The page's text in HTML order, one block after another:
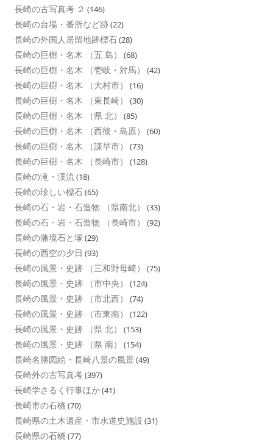
長崎の古写真考 ２ (146)
長崎の台場・番所など跡(22)
長崎の外国人居留地跡標石(28)
長崎の巨樹・名木 （五 島） (68)
長崎の巨樹・名木 （壱岐・対馬） (42)
長崎の巨樹・名木 （大村市） (16)
長崎の巨樹・名木 （東長崎） (30)
長崎の巨樹・名木 （県 北） (85)
長崎の巨樹・名木 （西彼・島原） (60)
長崎の巨樹・名木 （諌早市） (73)
長崎の巨樹・名木 （長崎市） (128)
長崎の滝・渓流(18)
長崎の珍しい標石(65)
長崎の石・岩・石造物 （県南北） (33)
長崎の石・岩・石造物 （長崎市） (92)
長崎の藩境石と塚 (29)
長崎の西空の夕日 (93)
長崎の風景・史跡 （三和野母崎） (75)
長崎の風景・史跡 （市中央） (124)
長崎の風景・史跡 （市北西） (74)
長崎の風景・史跡 （市東南） (122)
長崎の風景・史跡 （県 北） (153)
長崎の風景・史跡 （県 南） (154)
長崎名勝図絵・長崎八景の風景 (49)
長崎外の古写真考(397)
長崎学さるく行事ほか(41)
長崎市の石橋 (70)
長崎県の土木遺産・市水道史施設 (31)
長崎県の石橋 (77)